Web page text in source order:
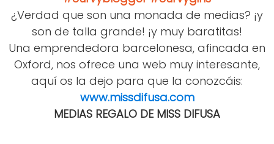
¿Verdad que son una monada de medias? ¡y
son de talla grande! ¡y muy baratitas!
Una emprendedora barcelonesa, afincada en
Oxford, nos ofrece una web muy interesante,
aquí os la dejo para que la conozcáis:
www.missdifusa.com
MEDIAS REGALO DE MISS DIFUSA